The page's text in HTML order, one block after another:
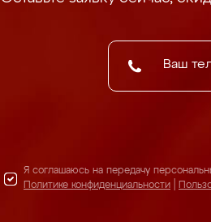
Я соглашаюсь на передачу
Политике конфиденциальности